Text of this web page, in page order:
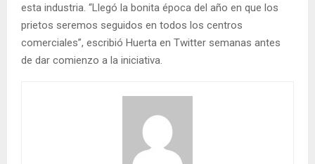
esta industria. “Llegó la bonita época del año en que los
prietos seremos seguidos en todos los centros
comerciales”, escribió Huerta en Twitter semanas antes
de dar comienzo a la iniciativa.